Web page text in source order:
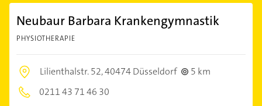
Neubaur Barbara Krankengymnastik
PHYSIOTHERAPIE
Lilienthalstr. 52,40474 Düsseldorf
5 km
0211 43 71 46 30